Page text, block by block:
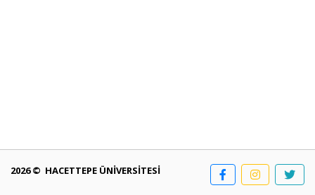
2026 © HACETTEPE ÜNİVERSİTESİ